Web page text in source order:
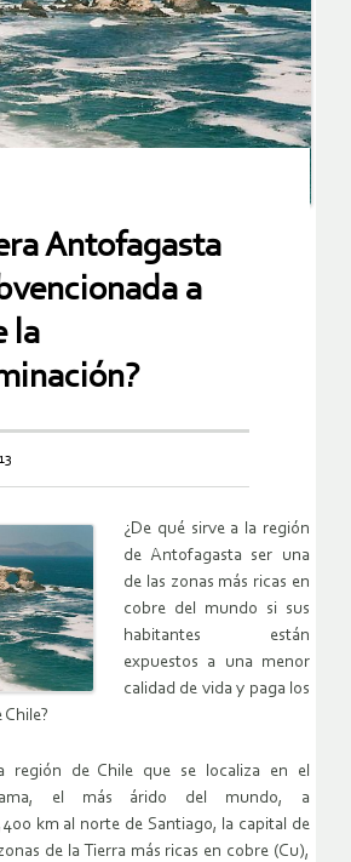
Antofagasta
a
la
¿De qué sirve a la región
de Antofagasta ser una
de las zonas más ricas en
cobre del mundo si sus
habitantes están
expuestos a una menor
calidad de vida y paga los
región de Chile que se localiza en el
el más árido del mundo, a
km al norte de Santiago, la capital de
de la Tierra más ricas en cobre (Cu),